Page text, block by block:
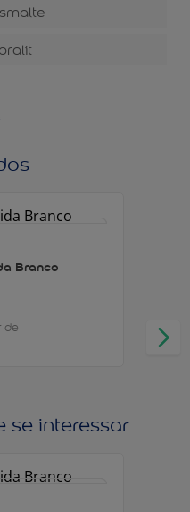
Branco
de
se interessar